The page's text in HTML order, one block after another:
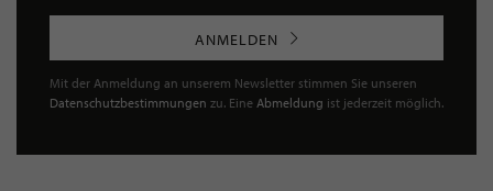
ANMELDEN
Mit der Anmeldung an unserem Newsletter stimmen Sie unseren
Datenschutzbestimmungen zu. Eine Abmeldung ist jederzeit möglich.